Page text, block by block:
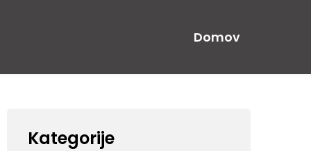
Domov
Kategorije